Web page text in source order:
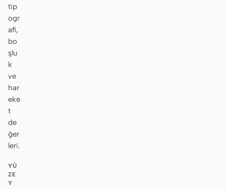
tip
ogr
afi,
bo
şlu
k
ve
har
eke
t
de
ğer
leri.
YÜ
ZE
Y